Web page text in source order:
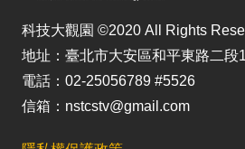
科技大觀園 ©2020 All Rights
地址：臺北市大安區和平東路二段
電話：02-25056789 #5526
信箱：nstcstv@gmail.com